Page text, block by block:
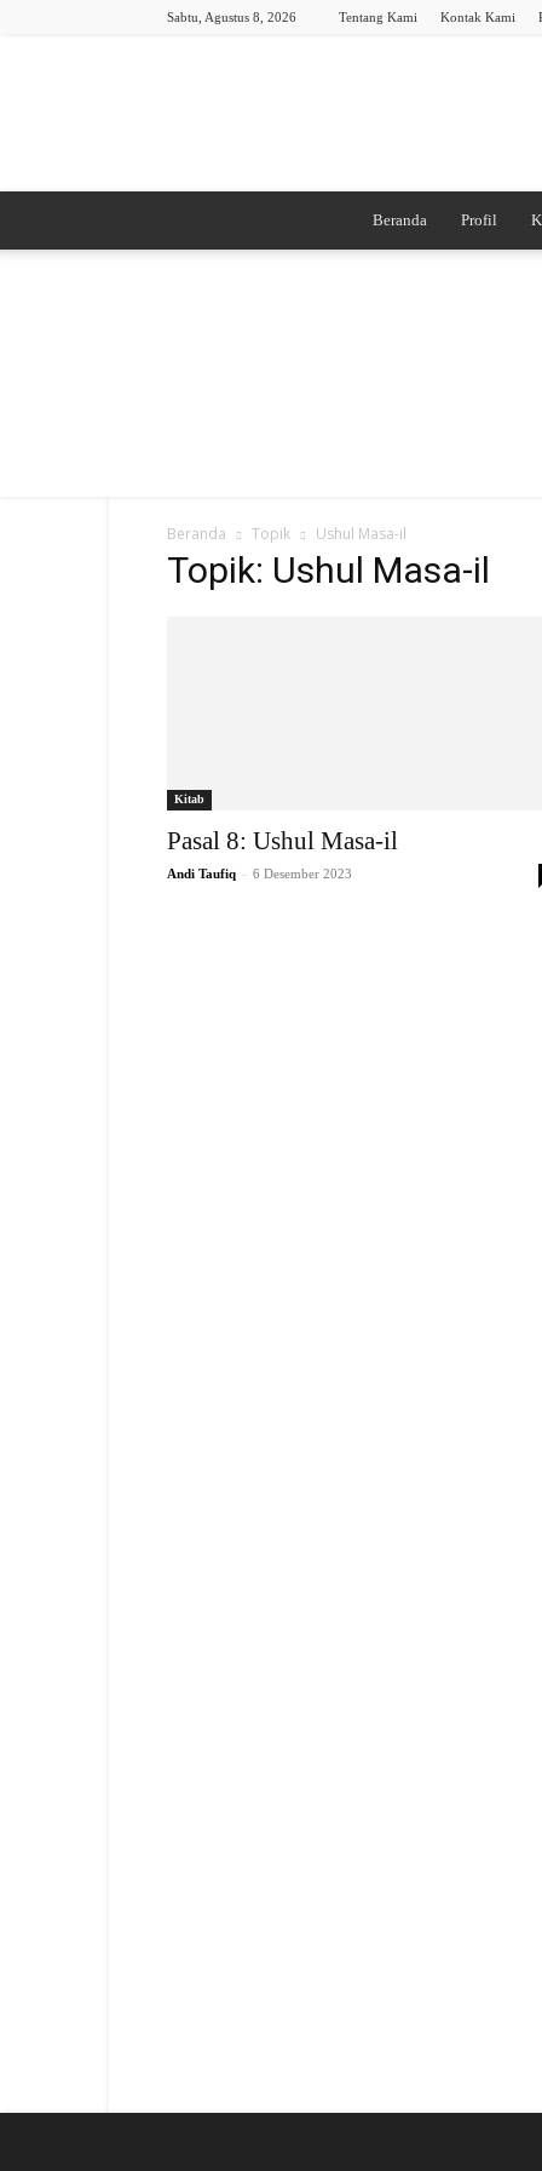
Sabtu, Agustus 8, 2026 Tentang Kami Kontak Kami
Beranda Profil
Beranda Topik Ushul Masa-il
Topik: Ushul Masa-il
Kitab
Pasal 8: Ushul Masa-il
Andi Taufiq - 6 Desember 2023